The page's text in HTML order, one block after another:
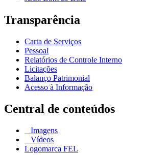
Transparência
Carta de Serviços
Pessoal
Relatórios de Controle Interno
Licitações
Balanço Patrimonial
Acesso à Informação
Central de conteúdos
Imagens
Vídeos
Logomarca FEL